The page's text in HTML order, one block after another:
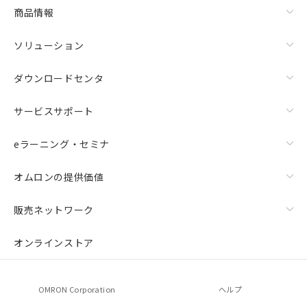
商品情報
ソリューション
ダウンロードセンタ
サービスサポート
eラーニング・セミナ
オムロンの提供価値
販売ネットワーク
オンラインストア
OMRON Corporation ヘルプ